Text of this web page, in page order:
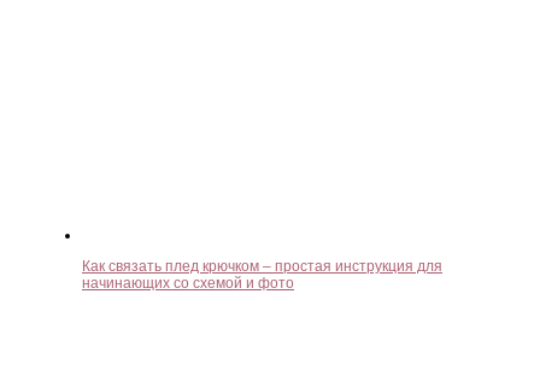
Как связать плед крючком – простая инструкция для
начинающих со схемой и фото